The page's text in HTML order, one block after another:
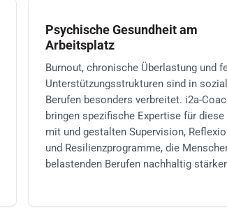
Psychische Gesundheit am
Arbeitsplatz
Burnout, chronische Überlastung und
Unterstützungsstrukturen sind in
Berufen besonders verbreitet. i2a-
bringen spezifische Expertise für diese
mit und gestalten Supervision,
und Resilienzprogramme, die
belastenden Berufen nachhaltig